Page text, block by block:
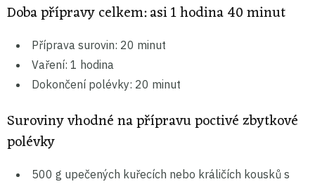
Doba přípravy celkem: asi 1 hodina 40 minut
Příprava surovin: 20 minut
Vaření: 1 hodina
Dokončení polévky: 20 minut
Suroviny vhodné na přípravu poctivé zbytkové
polévky
500 g upečených kuřecích nebo králičích kousků s